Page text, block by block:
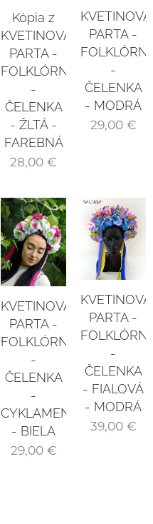
Kópia z
KVETINOVÁ
PARTA -
FOLKLÓRNA
-
ČELENKA
- ŽLTÁ -
FAREBNÁ
28,00 €
KVETINOVÁ
PARTA -
-
ČELENKA
- MODRÁ
29,00€
KVETINOVÁ
PARTA -
FOLKLÓRNA
-
ČELENKA
-
CYKLAMENOVÁ
- BIELA
29,00€
KVETINOVÁ
PARTA -
-
ČELENKA
- FIALOVÁ
- MODRÁ
39,00€